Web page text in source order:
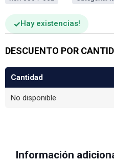
Hay existencias
DESCUENTO POR
Cantidad
No disponible
Información